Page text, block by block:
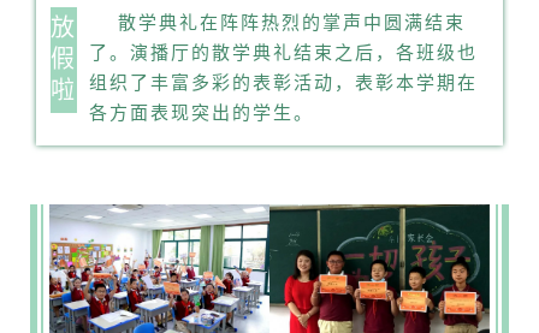
放
假
啦
散学典礼在阵阵热烈的掌声中圆满结束
了。演播厅的散学典礼结束之后，各班级也
组织了丰富多彩的表彰活动，表彰本学期在
各方面表现突出的学生。